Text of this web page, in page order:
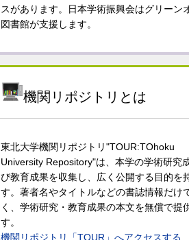
スがあります。日本学術振興会はグリー
図書館が支援します。
機関リポジトリとは
東北大学機関リポジトリ"TOUR:TOhoku
University Repository"は、本学の学術研究
び教育成果を収集し、広く公開する目的を
す。著者名やタイトルなどの書誌情報だけ
く、学術研究・教育成果の本文を無償で提
す。
機関リポジトリ「TOUR」へアクセスする